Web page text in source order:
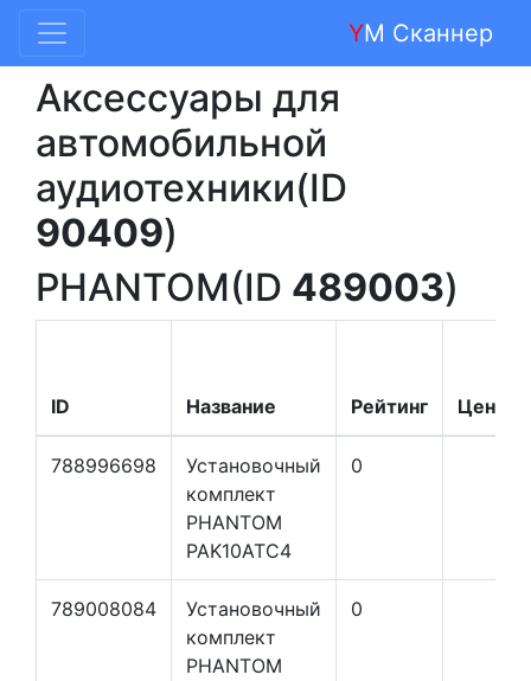
YM Сканнер
Аксессуары для
автомобильной
аудиотехники(ID
90409)
PHANTOM(ID 489003)
ID Название Рейтинг Цена
788996698
Установочный
комплект
PHANTOM
PAK10ATC4
0
789008084
Установочный
комплект
PHANTOM
0